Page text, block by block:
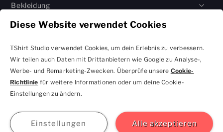
Diese Website verwendet Cookies
TShirt Studio verwendet Cookies, um dein Erlebnis zu verbessern.
Wir teilen auch Daten mit Drittanbietern wie Google zu Analyse-,
Werbe- und Remarketing-Zwecken. Überprüfe unsere Cookie-
Richtlinie für weitere Informationen oder um deine Cookie-
Einstellungen zu ändern.
Beitreten Anmelden GBP
Bekleidung
Geschenke
Hilfe
Datenschutzbestimmungen
und Cookie-Einstellungen
kontakt@tshirtstudio.de
2026 TShirt Studio